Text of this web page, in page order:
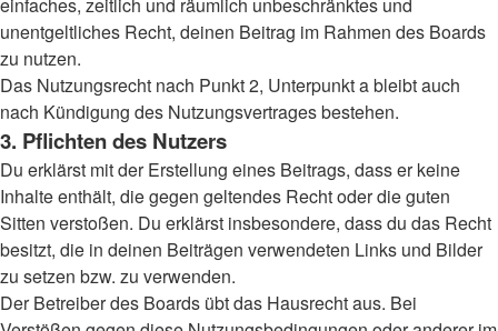
unentgeltliches Recht, deinen Beitrag im Rahmen des Boards
zu nutzen.
Das Nutzungsrecht nach Punkt 2, Unterpunkt a bleibt auch
nach Kündigung des Nutzungsvertrages bestehen.
3. Pflichten des Nutzers
Du erklärst mit der Erstellung eines Beitrags, dass er keine
Inhalte enthält, die gegen geltendes Recht oder die guten
Sitten verstoßen. Du erklärst insbesondere, dass du das Recht
besitzt, die in deinen Beiträgen verwendeten Links und Bilder
zu setzen bzw. zu verwenden.
Der Betreiber des Boards übt das Hausrecht aus. Bei